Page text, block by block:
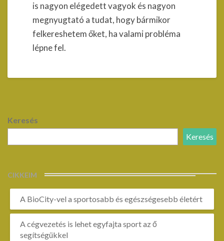
is nagyon elégedett vagyok és nagyon
megnyugtató a tudat, hogy bármikor
felkereshetem őket, ha valami probléma
lépne fel.
Keresés
Keresés
CIKKEIM
A BioCity-vel a sportosabb és egészségesebb életért
A cégvezetés is lehet egyfajta sport az ő
segítségükkel